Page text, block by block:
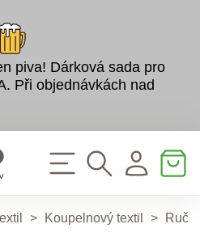
piva! Dárková sada pro
Při objednávkách nad
> Koupelnový textil >